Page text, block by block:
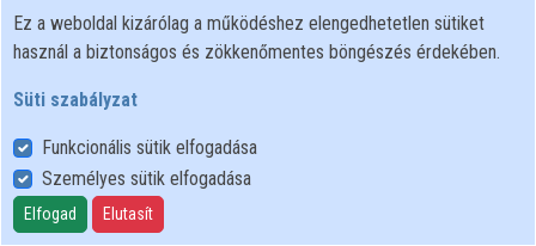
Adatgazdászat - új feladatkör a kutatástámogatásban
13 megtekintés
Ez a weboldal kizárólag a működéshez elengedhetetlen sütiket
használ a biztonságos és zökkenőmentes böngészés érdekében.
Süti szabályzat
Funkcionális sütik elfogadása
Személyes sütik elfogadása
Elfogad Elutasít